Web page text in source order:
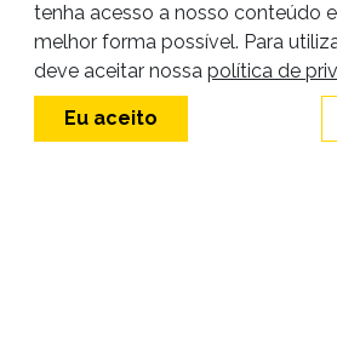
tenha acesso a nosso conteúdo
melhor forma possível. Para
deve aceitar nossa política de
Eu aceito